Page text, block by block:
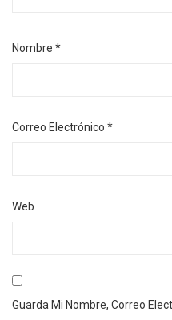
Nombre *
Correo Electrónico *
Web
Guarda Mi Nombre, Correo